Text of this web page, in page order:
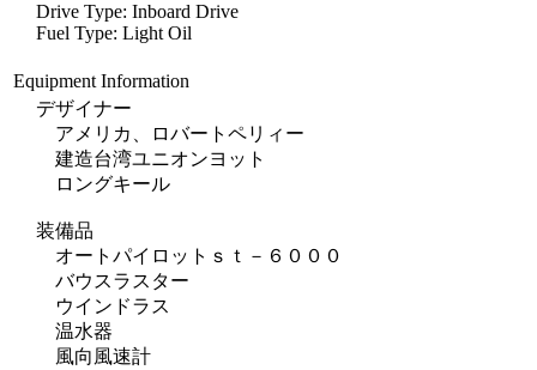
Drive Type: Inboard Drive
Fuel Type: Light Oil
Equipment Information
デザイナー
アメリカ、ロバートペリィー
建造台湾ユニオンヨット
ロングキール
装備品
オートパイロットｓｔ－６０００
バウスラスター
ウインドラス
温水器
風向風速計